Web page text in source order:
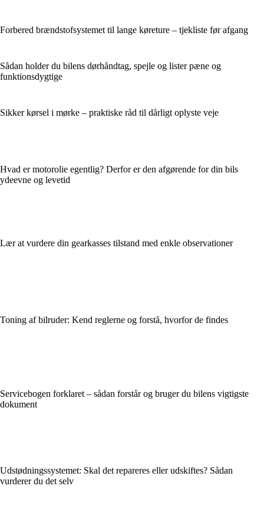
Forbered brændstofsystemet til lange køreture – tjekliste før afgang
Sådan holder du bilens dørhåndtag, spejle og lister pæne og
funktionsdygtige
Sikker kørsel i mørke – praktiske råd til dårligt oplyste veje
Hvad er motorolie egentlig? Derfor er den afgørende for din bils
ydeevne og levetid
Lær at vurdere din gearkasses tilstand med enkle observationer
Toning af bilruder: Kend reglerne og forstå, hvorfor de findes
Servicebogen forklaret – sådan forstår og bruger du bilens vigtigste
dokument
Udstødningssystemet: Skal det repareres eller udskiftes? Sådan
vurderer du det selv